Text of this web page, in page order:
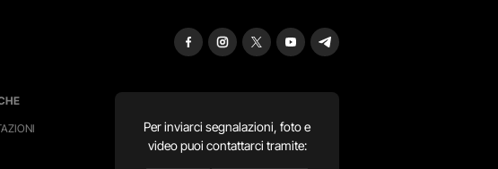
Per inviarci segnalazioni, foto e
video puoi contattarci tramite: